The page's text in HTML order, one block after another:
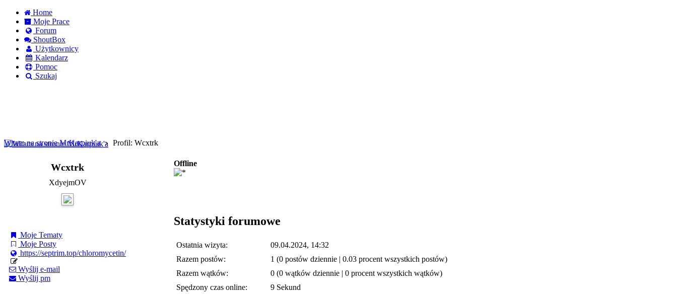
Home
Moje Prace
Forum
ShoutBox
Użytkownicy
Kalendarz
Pomoc
Szukaj
Witam na stronie MrKarpiuk'a
Profil: Wcxtrk
Wcxtrk
XdyejmOV
Moje Tematy
Moje Posty
https://septrim.top/chloromycetin/
Wyślij e-mail
Wyślij pm
Offline
Statystyki forumowe
Ostatnia wizyta:
09.04.2024, 14:32
Razem postów:
1 (0 postów dziennie | 0.03 procent wszystkich postów)
Razem wątków:
0 (0 wątków dziennie | 0 procent wszystkich wątków)
Spędzony czas online:
9 Sekund